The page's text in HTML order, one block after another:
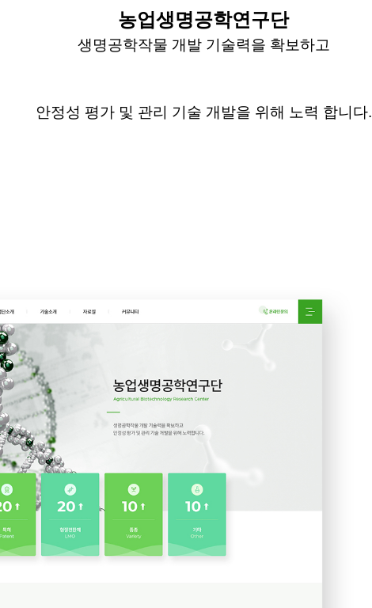
농업생명공학연구단
생명공학작물 개발 기술력을 확보하고
안정성 평가 및 관리 기술 개발을 위해 노력 합니다.